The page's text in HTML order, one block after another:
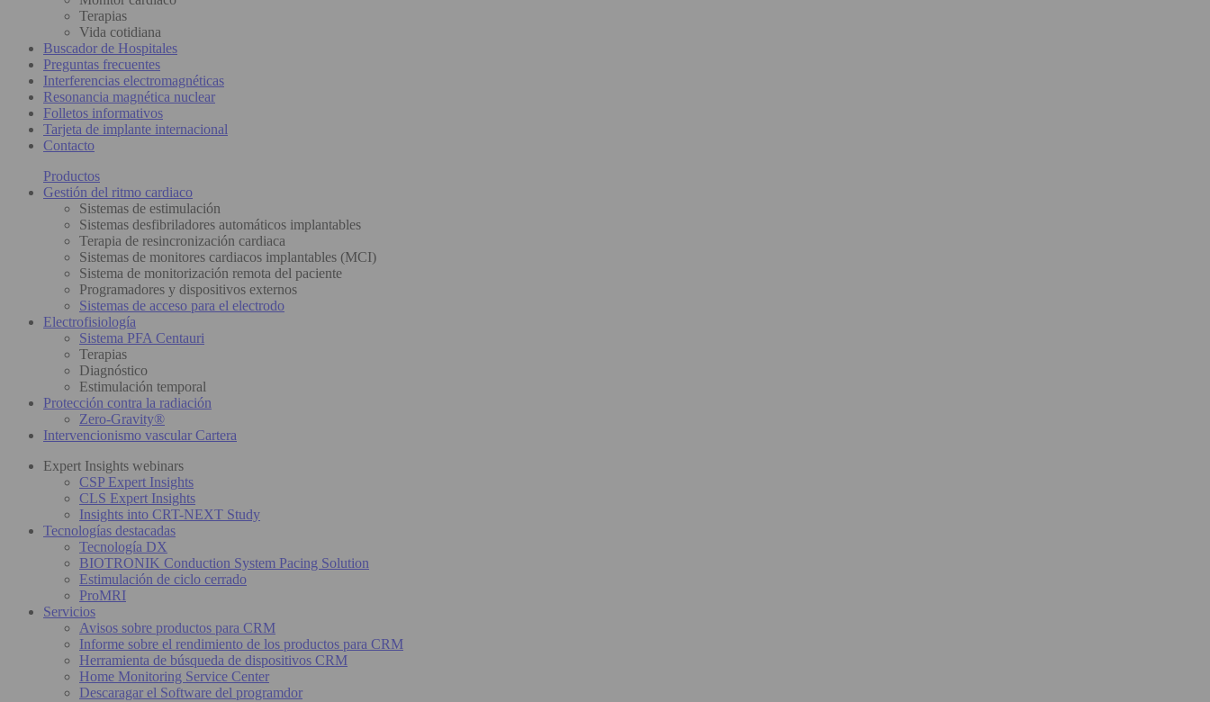
Terapias
Vida cotidiana
Buscador de Hospitales
Preguntas frecuentes
Interferencias electromagnéticas
Resonancia magnética nuclear
Folletos informativos
Tarjeta de implante internacional
Contacto
Productos
Gestión del ritmo cardiaco
Sistemas de estimulación
Sistemas desfibriladores automáticos implantables
Terapia de resincronización cardiaca
Sistemas de monitores cardiacos implantables (MCI)
Sistema de monitorización remota del paciente
Programadores y dispositivos externos
Sistemas de acceso para el electrodo
Electrofisiología
Sistema PFA Centauri
Terapias
Diagnóstico
Estimulación temporal
Protección contra la radiación
Zero-Gravity®
Intervencionismo vascular Cartera
Expert Insights webinars
CSP Expert Insights
CLS Expert Insights
Insights into CRT-NEXT Study
Tecnologías destacadas
Tecnología DX
BIOTRONIK Conduction System Pacing Solution
Estimulación de ciclo cerrado
ProMRI
Servicios
Avisos sobre productos para CRM
Informe sobre el rendimiento de los productos para CRM
Herramienta de búsqueda de dispositivos CRM
Home Monitoring Service Center
Descaragar el Software del programdor